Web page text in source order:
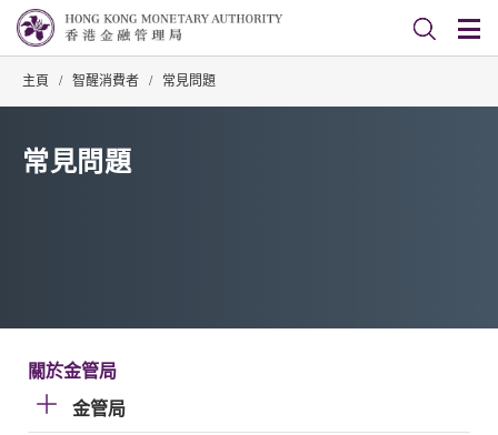
主頁 / 智醒消費者 / 常見問題
常見問題
關於金管局
金管局